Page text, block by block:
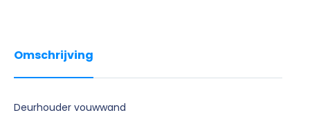
Omschrijving
Deurhouder vouwwand